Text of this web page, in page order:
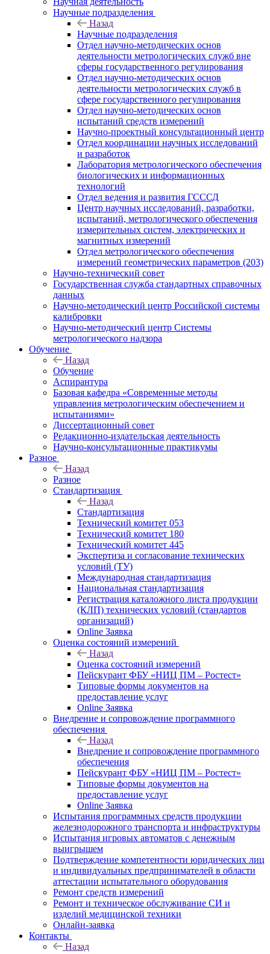
Научные подразделения
Назад
Научные подразделения
Отдел научно-методических основ
деятельности метрологических служб вне
сферы государственного регулирования
Отдел научно-методических основ
деятельности метрологических служб в
сфере государственного регулирования
Отдел научно-методических основ
испытаний средств измерений
Научно-проектный консультационный центр
Отдел координации научных исследований
и разработок
Лаборатория метрологического обеспечения
биологических и информационных
технологий
Отдел ведения и развития ГСССД
Центр научных исследований, разработки,
испытаний, метрологического обеспечения
измерительных систем, электрических и
магнитных измерений
Отдел метрологического обеспечения
измерений геометрических параметров (203)
Научно-технический совет
Государственная служба стандартных справочных
данных
Научно-методический центр Российской системы
калибровки
Научно-методический центр Системы
метрологического надзора
Обучение
Назад
Обучение
Аспирантура
Базовая кафедра «Современные методы
управления метрологическим обеспечением и
испытаниями»
Диссертационный совет
Редакционно-издательская деятельность
Научно-консультационные практикумы
Разное
Назад
Разное
Стандартизация
Назад
Стандартизация
Технический комитет 053
Технический комитет 180
Технический комитет 445
Экспертиза и согласование технических
условий (ТУ)
Международная стандартизация
Национальная стандартизация
Регистрация каталожного листа продукции
(КЛП) технических условий (стандартов
организаций)
Online Заявка
Оценка состояний измерений
Назад
Оценка состояний измерений
Пейскурант ФБУ «НИЦ ПМ – Ростест»
Типовые формы документов на
предоставление услуг
Online Заявка
Внедрение и сопровождение программного
обеспечения
Назад
Внедрение и сопровождение программного
обеспечения
Пейскурант ФБУ «НИЦ ПМ – Ростест»
Типовые формы документов на
предоставление услуг
Online Заявка
Испытания программных средств продукции
железнодорожного транспорта и инфраструктуры
Испытания игровых автоматов с денежным
выигрышем
Подтверждение компетентности юридических лиц
и индивидуальных предпринимателей в области
аттестации испытательного оборудования
Ремонт средств измерений
Ремонт и техническое обслуживание СИ и
изделий медицинской техники
Онлайн-заявка
Контакты
Назад